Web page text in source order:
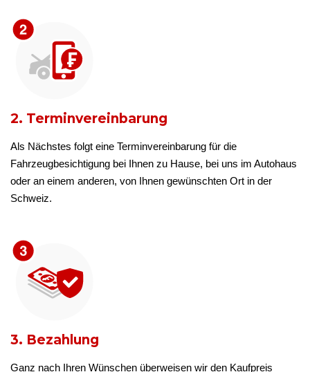
2. Terminvereinbarung
Als Nächstes folgt eine Terminvereinbarung für die
Fahrzeugbesichtigung bei Ihnen zu Hause, bei uns im Autohaus
oder an einem anderen, von Ihnen gewünschten Ort in der
Schweiz.
3. Bezahlung
Ganz nach Ihren Wünschen überweisen wir den Kaufpreis